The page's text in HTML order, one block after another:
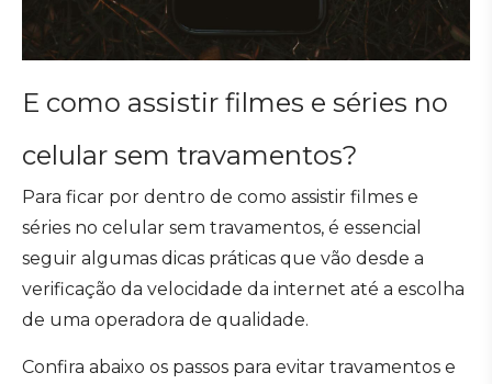
E como assistir filmes e séries no
celular sem travamentos?
Para ficar por dentro de como assistir filmes e
séries no celular sem travamentos, é essencial
seguir algumas dicas práticas que vão desde a
verificação da velocidade da internet até a escolha
de uma operadora de qualidade.
Confira abaixo os passos para evitar travamentos e